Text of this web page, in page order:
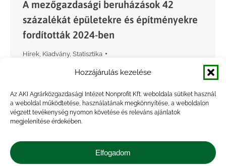
Hozzájárulás kezelése
Az AKI Agrárközgazdasági Intézet Nonprofit Kft. weboldala sütiket használ
a weboldal működtetése, használatának megkönnyítése, a weboldalon
végzett tevékenység nyomon követése és releváns ajánlatok
megjelenítése érdekében.
Elfogadom
A mezőgazdasági beruházások 42
százalékát épületekre és építményekre
fordították 2024-ben
Hírek Kiadvány, Statisztika
forint volt a mezőgazdasági beruházások
teljesítményértéke 2024-ben. Az 1237-es
mezőgazdasági beruházások jelentés
beérkezett adatai alapján a beruházások
megoszlása a következőképpen alakult: a